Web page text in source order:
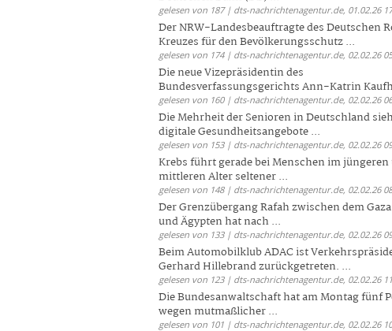
gelesen von 187 | dts-nachrichtenagentur.de, 01.02.26
Der NRW-Landesbeauftragte des Deutschen
Kreuzes für den Bevölkerungsschutz ...
gelesen von 174 | dts-nachrichtenagentur.de, 02.02.26
Die neue Vizepräsidentin des
Bundesverfassungsgerichts Ann-Katrin
gelesen von 160 | dts-nachrichtenagentur.de, 02.02.26
Die Mehrheit der Senioren in Deutschland
digitale Gesundheitsangebote ...
gelesen von 153 | dts-nachrichtenagentur.de, 02.02.26
Krebs führt gerade bei Menschen im jüngeren
mittleren Alter seltener ...
gelesen von 148 | dts-nachrichtenagentur.de, 02.02.26
Der Grenzübergang Rafah zwischen dem
und Ägypten hat nach ...
gelesen von 133 | dts-nachrichtenagentur.de, 02.02.26
Beim Automobilklub ADAC ist
Gerhard Hillebrand zurückgetreten. ...
gelesen von 123 | dts-nachrichtenagentur.de, 02.02.26
Die Bundesanwaltschaft hat am Montag fünf
wegen mutmaßlicher ...
gelesen von 101 | dts-nachrichtenagentur.de, 02.02.26